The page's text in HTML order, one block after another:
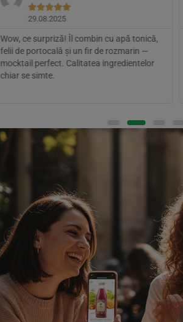

29.08.2025
Wow, ce surpriză! Îl combin cu apă tonică,
felii de portocală și un fir de rozmarin —
mocktail perfect. Calitatea ingredientelor
chiar se simte.